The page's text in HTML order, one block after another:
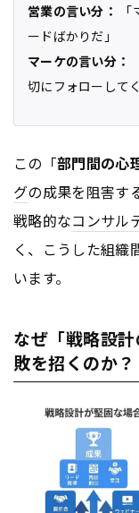
営業の言い分：
ードばかりだ」
マーケの言い分：
切にフォローして
この「部門間の心
グの成果を阻害す
戦略的なコンサル
く、こうした組織
います。
なぜ「戦略設
敗を招くのか？